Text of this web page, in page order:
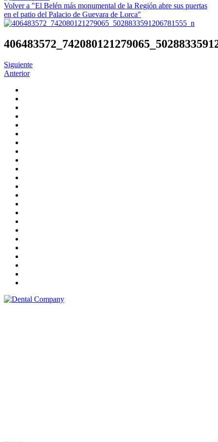
Volver a "El Belén más monumental de la Región abre sus puertas
en el patio del Palacio de Guevara de Lorca"
Siguiente
Anterior